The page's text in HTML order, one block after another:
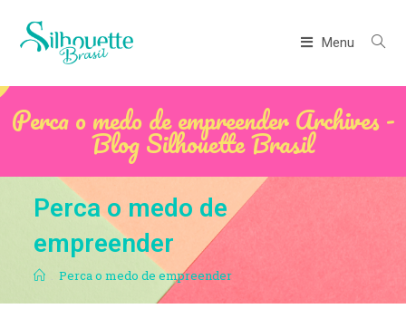
Menu
Perca o medo de empreender Archives -
Blog Silhouette Brasil
Perca o medo de
empreender
. Perca o medo de empreender